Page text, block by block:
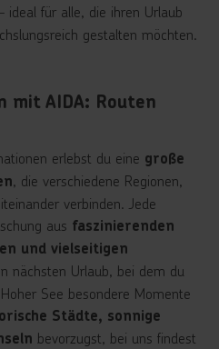
ideal für alle, die ihren Urlaub
gestalten möchten.
mit AIDA: Routen
erlebst du eine große
, die verschiedene Regionen,
verbinden. Jede
aus faszinierenden
und vielseitigen
nächsten Urlaub, bei dem du
See besondere Momente
Städte, sonnige
bevorzugst, bei uns findest